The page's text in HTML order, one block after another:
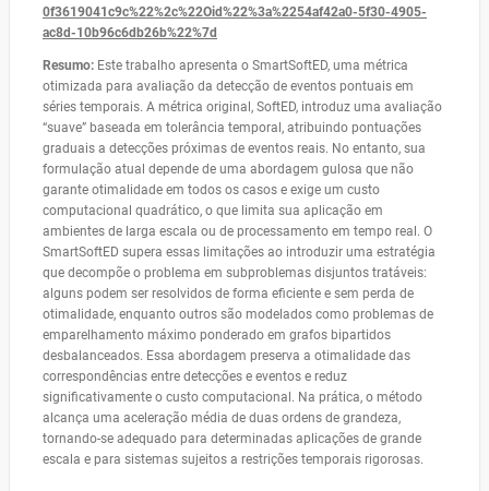
0f3619041c9c%22%2c%22Oid%22%3a%2254af42a0-5f30-4905-
ac8d-10b96c6db26b%22%7d
Resumo: Este trabalho apresenta o SmartSoftED, uma métrica
otimizada para avaliação da detecção de eventos pontuais em
séries temporais. A métrica original, SoftED, introduz uma avaliação
“suave” baseada em tolerância temporal, atribuindo pontuações
graduais a detecções próximas de eventos reais. No entanto, sua
formulação atual depende de uma abordagem gulosa que não
garante otimalidade em todos os casos e exige um custo
computacional quadrático, o que limita sua aplicação em
ambientes de larga escala ou de processamento em tempo real. O
SmartSoftED supera essas limitações ao introduzir uma estratégia
que decompõe o problema em subproblemas disjuntos tratáveis:
alguns podem ser resolvidos de forma eficiente e sem perda de
otimalidade, enquanto outros são modelados como problemas de
emparelhamento máximo ponderado em grafos bipartidos
desbalanceados. Essa abordagem preserva a otimalidade das
correspondências entre detecções e eventos e reduz
significativamente o custo computacional. Na prática, o método
alcança uma aceleração média de duas ordens de grandeza,
tornando-se adequado para determinadas aplicações de grande
escala e para sistemas sujeitos a restrições temporais rigorosas.